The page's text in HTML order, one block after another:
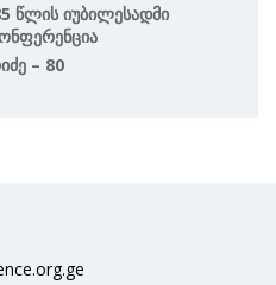
Წლის Იუბილესადმი
– 80